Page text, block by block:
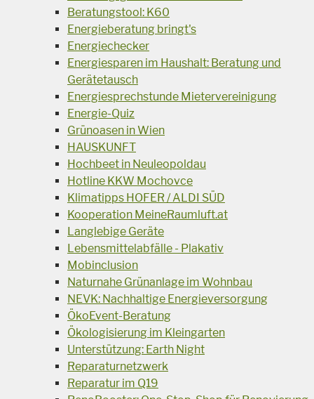
Beratungstool: K60
Energieberatung bringt's
Energiechecker
Energiesparen im Haushalt: Beratung und
Gerätetausch
Energiesprechstunde Mietervereinigung
Energie-Quiz
Grünoasen in Wien
HAUSKUNFT
Hochbeet in Neuleopoldau
Hotline KKW Mochovce
Klimatipps HOFER / ALDI SÜD
Kooperation MeineRaumluft.at
Langlebige Geräte
Lebensmittelabfälle - Plakativ
Mobinclusion
Naturnahe Grünanlage im Wohnbau
NEVK: Nachhaltige Energieversorgung
ÖkoEvent-Beratung
Ökologisierung im Kleingarten
Unterstützung: Earth Night
Reparaturnetzwerk
Reparatur im Q19